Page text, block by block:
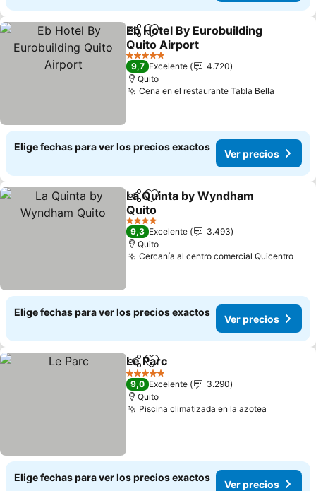
CompartirAgregar a favoritos
Eb Hotel By Eurobuilding
Quito Airport
5 Estrellas
9,7 Excelente
4.720
Quito
Cena en el restaurante Tabla Bella
Elige fechas para ver los precios exactos
Ver precios
CompartirAgregar a favoritos
La Quinta by Wyndham
Quito
4 Estrellas
9,3 Excelente
3.493
Quito
Cercanía al centro comercial Quicentro
Elige fechas para ver los precios exactos
Ver precios
CompartirAgregar a favoritos
Le Parc
5 Estrellas
9,0 Excelente
3.290
Quito
Piscina climatizada en la azotea
Elige fechas para ver los precios exactos
Ver precios